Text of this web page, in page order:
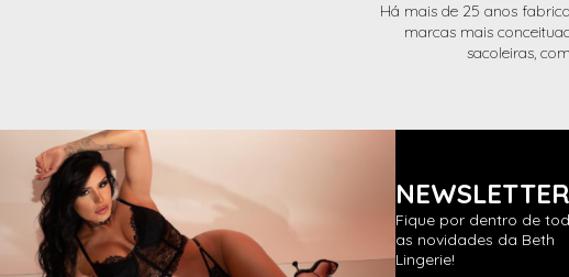
Há mais de 25 anos
marcas mais
sacoleiras,
NEWSLETTER
Fique por dentro de
as novidades da Beth
Lingerie!